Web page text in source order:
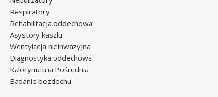
Respiratory
Rehabilitacja oddechowa
Asystory kaszlu
Wentylacja nieinwazyjna
Diagnostyka oddechowa
Kalorymetria Pośrednia
Badanie bezdechu